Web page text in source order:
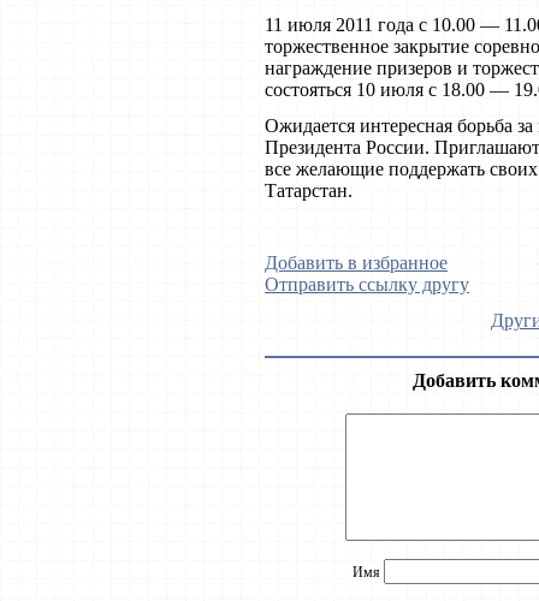
11 июля 2011 года с 10.00 —
торжественное закрытие
награждение призеров и
состояться 10 июля с 18.00 —
Ожидается интересная борьба
Президента России.
все желающие поддержать
Татарстан.
Добавить в избранное
Отправить ссылку другу
Добавить
Имя